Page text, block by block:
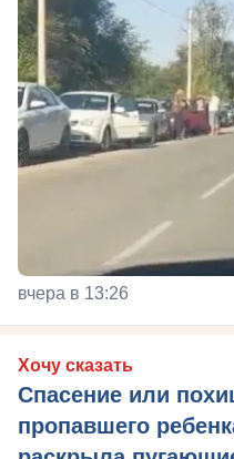
вчера в 13:26
Хочу сказать
Спасение или
пропавшего